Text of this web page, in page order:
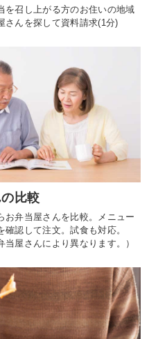
を召し上がる方のお住いの地域
さんを探して資料請求(1分)
比較
お弁当屋さんを比較。メニュー
認して注文。試食も対応。
当屋さんにより異なります。）